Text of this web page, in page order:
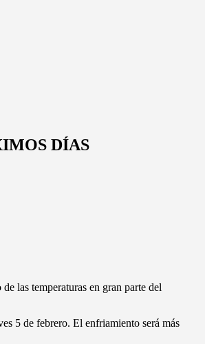
DÍAS
las temperaturas en gran parte del
5 de febrero. El enfriamiento será más